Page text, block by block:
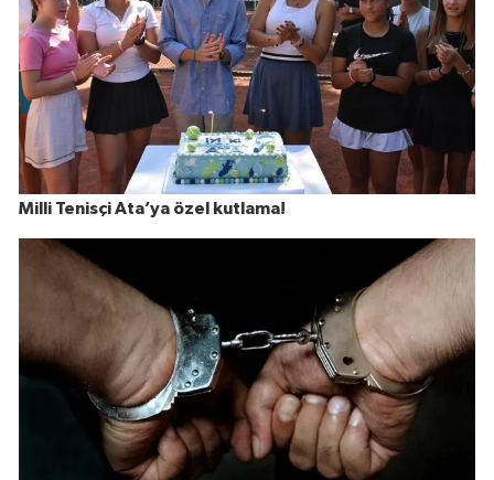
Milli Tenisçi Ata’ya özel kutlama!